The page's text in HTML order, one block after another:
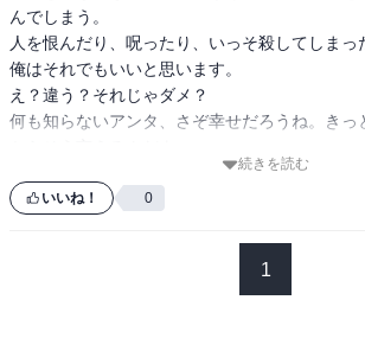
んでしまう。
人を恨んだり、呪ったり、いっそ殺してしまっ
俺はそれでもいいと思います。
え？違う？それじゃダメ？
何も知らないアンタ、さぞ幸せだろうね。きっ
続きを読む
いいね！ 0
1